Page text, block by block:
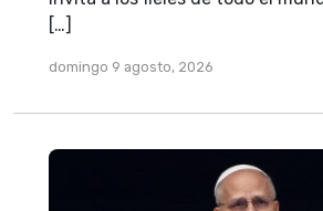
[…]
domingo 9 agosto, 2026